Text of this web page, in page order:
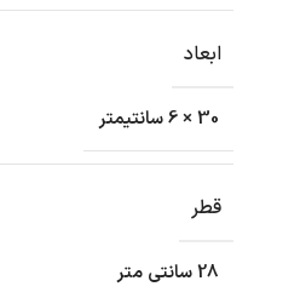
ابعاد
30 × 6 سانتیمتر
قطر
28 سانتی متر